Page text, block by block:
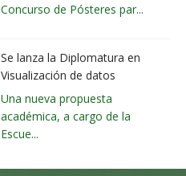
Concurso de Pósteres par...
Se lanza la Diplomatura en
Visualización de datos
Una nueva propuesta
académica, a cargo de la
Escue...